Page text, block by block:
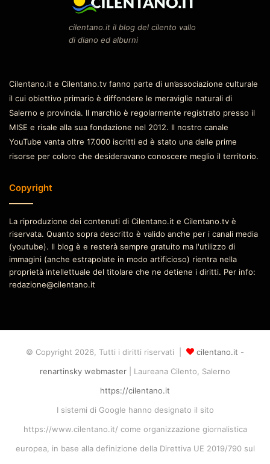
cilentano.it il blog del cilento vallo
di diano ed alburni
Cilentano.it e Cilentano.tv fanno parte di un’associazione culturale
il cui obiettivo primario è diffondere le meraviglie naturali di
Salerno e provincia. Il marchio è regolarmente registrato presso il
MISE e risale alla sua fondazione nel 2012. Il nostro canale
YouTube vanta oltre 17.000 iscritti ed è stato una delle prime
risorse per coloro che desideravano conoscere meglio il territorio.
Copyright
La riproduzione dei contenuti di Cilentano.it e Cilentano.tv è
riservata. Quanto sopra descritto è valido anche per i canali media
(youtube). Il blog è e resterà sempre gratuito ma l'utilizzo di
immagini (anche estrapolate in modo artificioso) rientra nella
proprietà intellettuale del titolare che ne detiene i diritti. Per info:
redazione@cilentano.it
© Copyright 2026, Tutti i diritti riservati |
cilentano.it -
renartinsky webmaster | Laureana Cilento, Salerno
https://cilentano.it
I sistemi di Google hanno designato il sito
https://www.cilentano.it/ come organizzazione giornalistica
europea, in base alla definizione della Direttiva UE 2019/790 sul